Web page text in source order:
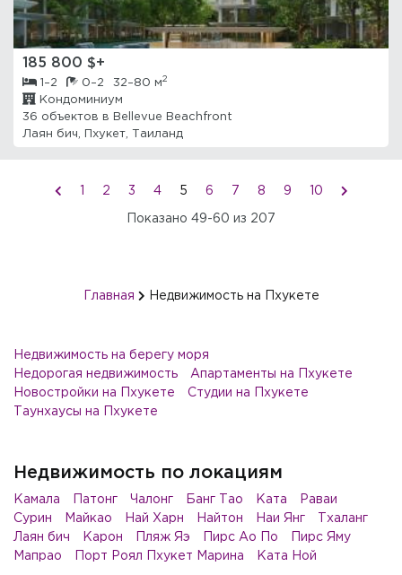
185 800 $+
1–2 0–2 32–80 м2
Кондоминиум
36 объектов в
Bellevue Beachfront
Лаян бич, Пхукет, Таиланд
2 3 4 5 6 7 8 9 10
Показано 49-60 из 207
Главная Недвижимость на Пхукете
Недвижимость на берегу моря
Недорогая недвижимость
Апартаменты на Пхукете
Новостройки на Пхукете
Студии на Пхукете
Таунхаусы на Пхукете
Недвижимость по локациям
Камала Патонг Чалонг Банг Тао Ката
Раваи
Сурин
Майкао Най Харн Найтон Наи Янг
Тхаланг
Лаян бич
Карон Пляж Яэ Пирс Ао По
Пирс Яму
Мапрао
Порт Роял Пхукет Марина Ката Ной